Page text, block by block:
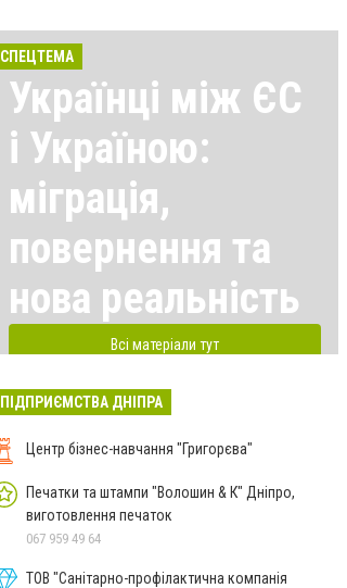
СПЕЦТЕМА
Українці між ЄС
і Україною:
міграція,
повернення та
нова реальність
Всі матеріали тут
ПІДПРИЄМСТВА ДНІПРА
Центр бізнес-навчання "Григорєва"
Печатки та штампи "Волошин & К" Дніпро,
виготовлення печаток
067 959 49 64
ТОВ "Санітарно-профілактична компанія